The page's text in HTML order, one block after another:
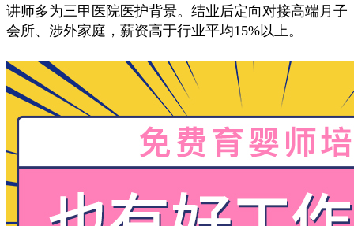
讲师多为三甲医院医护背景。结业后定向对接高端月子
会所、涉外家庭，薪资高于行业平均15%以上。